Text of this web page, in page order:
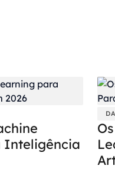
Inteligência